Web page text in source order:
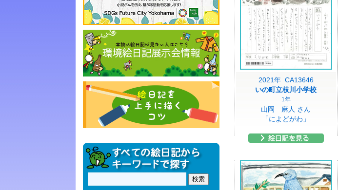
2021年 CA13646
いの町立枝川小学校
1年
山岡 麻人 さん
「によどがわ」